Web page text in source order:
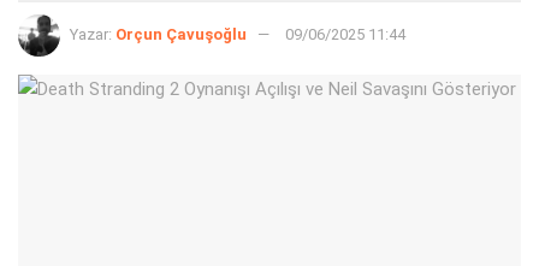
Yazar: Orçun Çavuşoğlu 09/06/2025 11:44